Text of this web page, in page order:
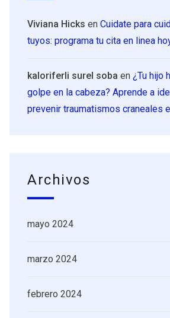
Viviana Hicks en Cuidate para
tuyos: programa tu cita en linea
kaloriferli surel soba en ¿Tu hijo
golpe en la cabeza? Aprende a
prevenir traumatismos craneales
Archivos
mayo 2024
marzo 2024
febrero 2024